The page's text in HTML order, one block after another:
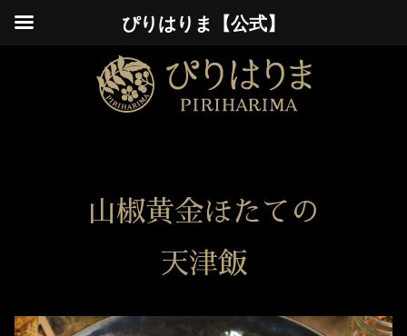
山椒黄金ほたての
天津飯
ぴりはりま【公式】